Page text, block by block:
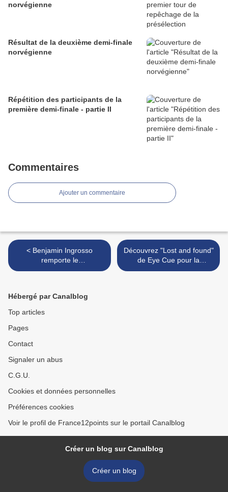
norvégienne
Résultat de la deuxième demi-finale
norvégienne
Répétition des participants de la
première demi-finale - partie II
Commentaires
Ajouter un commentaire
< Benjamin Ingrosso
remporte le
Melodifestivalen avec
Lisbonne
Découvrez "Lost and found"
de Eye Cue pour la
Macédoine >
Hébergé par Canalblog
Top articles
Pages
Contact
Signaler un abus
C.G.U.
Cookies et données personnelles
Préférences cookies
Voir le profil de France12points sur le portail Canalblog
Créer un blog sur Canalblog
Créer un blog